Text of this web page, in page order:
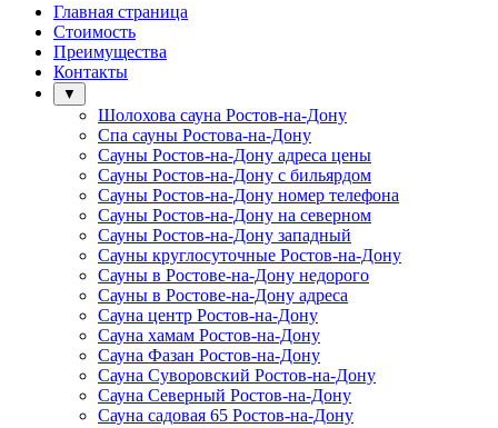
Главная страница
Стоимость
Преимущества
Контакты
▼
Шолохова сауна Ростов-на-Дону
Спа сауны Ростова-на-Дону
Сауны Ростов-на-Дону адреса цены
Сауны Ростов-на-Дону с бильярдом
Сауны Ростов-на-Дону номер телефона
Сауны Ростов-на-Дону на северном
Сауны Ростов-на-Дону западный
Сауны круглосуточные Ростов-на-Дону
Сауны в Ростове-на-Дону недорого
Сауны в Ростове-на-Дону адреса
Сауна центр Ростов-на-Дону
Сауна хамам Ростов-на-Дону
Сауна Фазан Ростов-на-Дону
Сауна Суворовский Ростов-на-Дону
Сауна Северный Ростов-на-Дону
Сауна садовая 65 Ростов-на-Дону